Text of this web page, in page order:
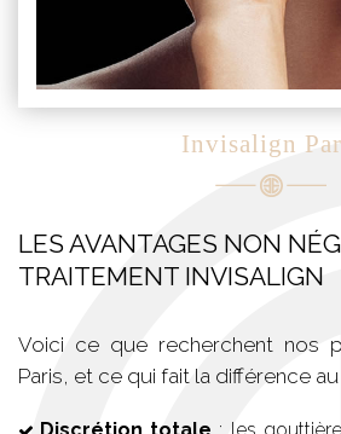
Invisalign
LES AVANTAGES NON
TRAITEMENT INVISALIGN
Voici ce que recherchent nos
Paris, et ce qui fait la différence